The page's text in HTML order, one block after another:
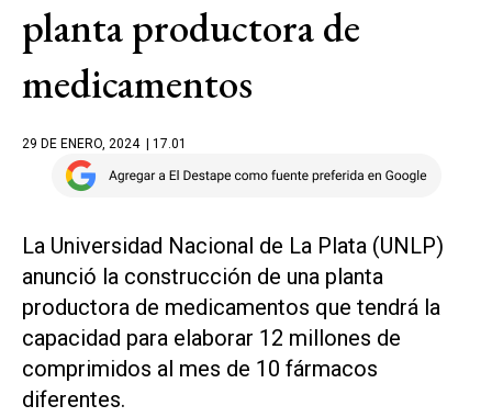
planta productora de
medicamentos
29 DE ENERO, 2024 | 17.01
La Universidad Nacional de La Plata (UNLP)
anunció la construcción de una planta
productora de medicamentos que tendrá la
capacidad para elaborar 12 millones de
comprimidos al mes de 10 fármacos
diferentes.